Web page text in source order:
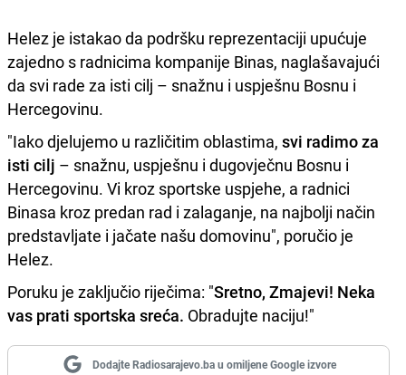
Helez je istakao da podršku reprezentaciji upućuje
zajedno s radnicima kompanije Binas, naglašavajući
da svi rade za isti cilj – snažnu i uspješnu Bosnu i
Hercegovinu.
"Iako djelujemo u različitim oblastima, svi radimo za
isti cilj – snažnu, uspješnu i dugovječnu Bosnu i
Hercegovinu. Vi kroz sportske uspjehe, a radnici
Binasa kroz predan rad i zalaganje, na najbolji način
predstavljate i jačate našu domovinu", poručio je
Helez.
Poruku je zaključio riječima: "Sretno, Zmajevi! Neka
vas prati sportska sreća. Obradujte naciju!"
Dodajte Radiosarajevo.ba u omiljene Google izvore